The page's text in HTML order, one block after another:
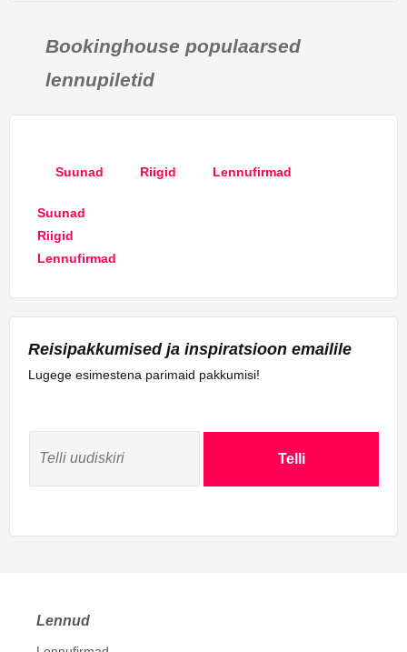
Bookinghouse populaarsed
lennupiletid
Suunad Riigid Lennufirmad
Suunad
Riigid
Lennufirmad
Reisipakkumised ja inspiratsioon emailile
Lugege esimestena parimaid pakkumisi!
Telli
Lennud